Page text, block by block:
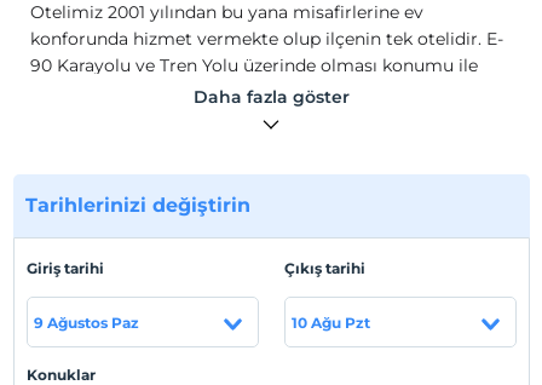
Otelimiz 2001 yılından bu yana misafirlerine ev
konforunda hizmet vermekte olup ilçenin tek otelidir. E-
90 Karayolu ve Tren Yolu üzerinde olması konumu ile
misafirlerine büyük bir rahatlık sağlamaktadır .
Güleryüzlü ve deneyimli personeli ile kaliteli hizmet
adet 2 kişilik 3 adet 3 kişilik oda ile toplam 25 oda
bulunmaktadır.
90 Karayolu ve Tren Yolu üzerinde olması konumu ile
misafirlerine büyük bir rahatlık sağlamaktadır .
Güleryüzlü ve deneyimli personeli ile kaliteli hizmet
Daha fazla göster
Tarihlerinizi değiştirin
Giriş tarihi
9 Ağustos Paz
Çıkış tarihi
10 Ağu Pzt
Konuklar